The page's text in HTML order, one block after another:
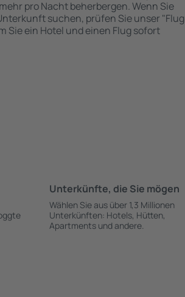
pro Nacht beherbergen. Wenn Sie
suchen, prüfen Sie unser "Flug
Sie ein Hotel und einen Flug sofort
Unterkünfte, die Sie mögen
Wählen Sie aus über 1,3 Millionen
Unterkünften: Hotels, Hütten,
Apartments und andere.